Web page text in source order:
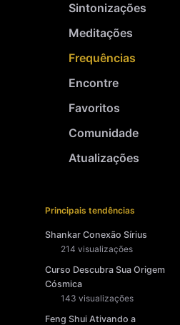
Sintonizações
Meditações
Frequências
Encontre
Favoritos
Comunidade
Atualizações
Principais tendências
Shankar Conexão Sírius
214 visualizações
Curso Descubra Sua Origem
Cósmica
143 visualizações
Feng Shui Ativando a